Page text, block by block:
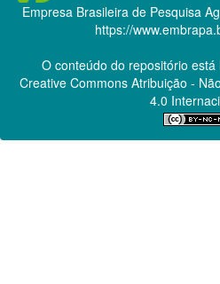
Empresa Brasileira de Pesquisa
https://
O conteúdo do repositório
Creative CommonsAtribuição -
4.0